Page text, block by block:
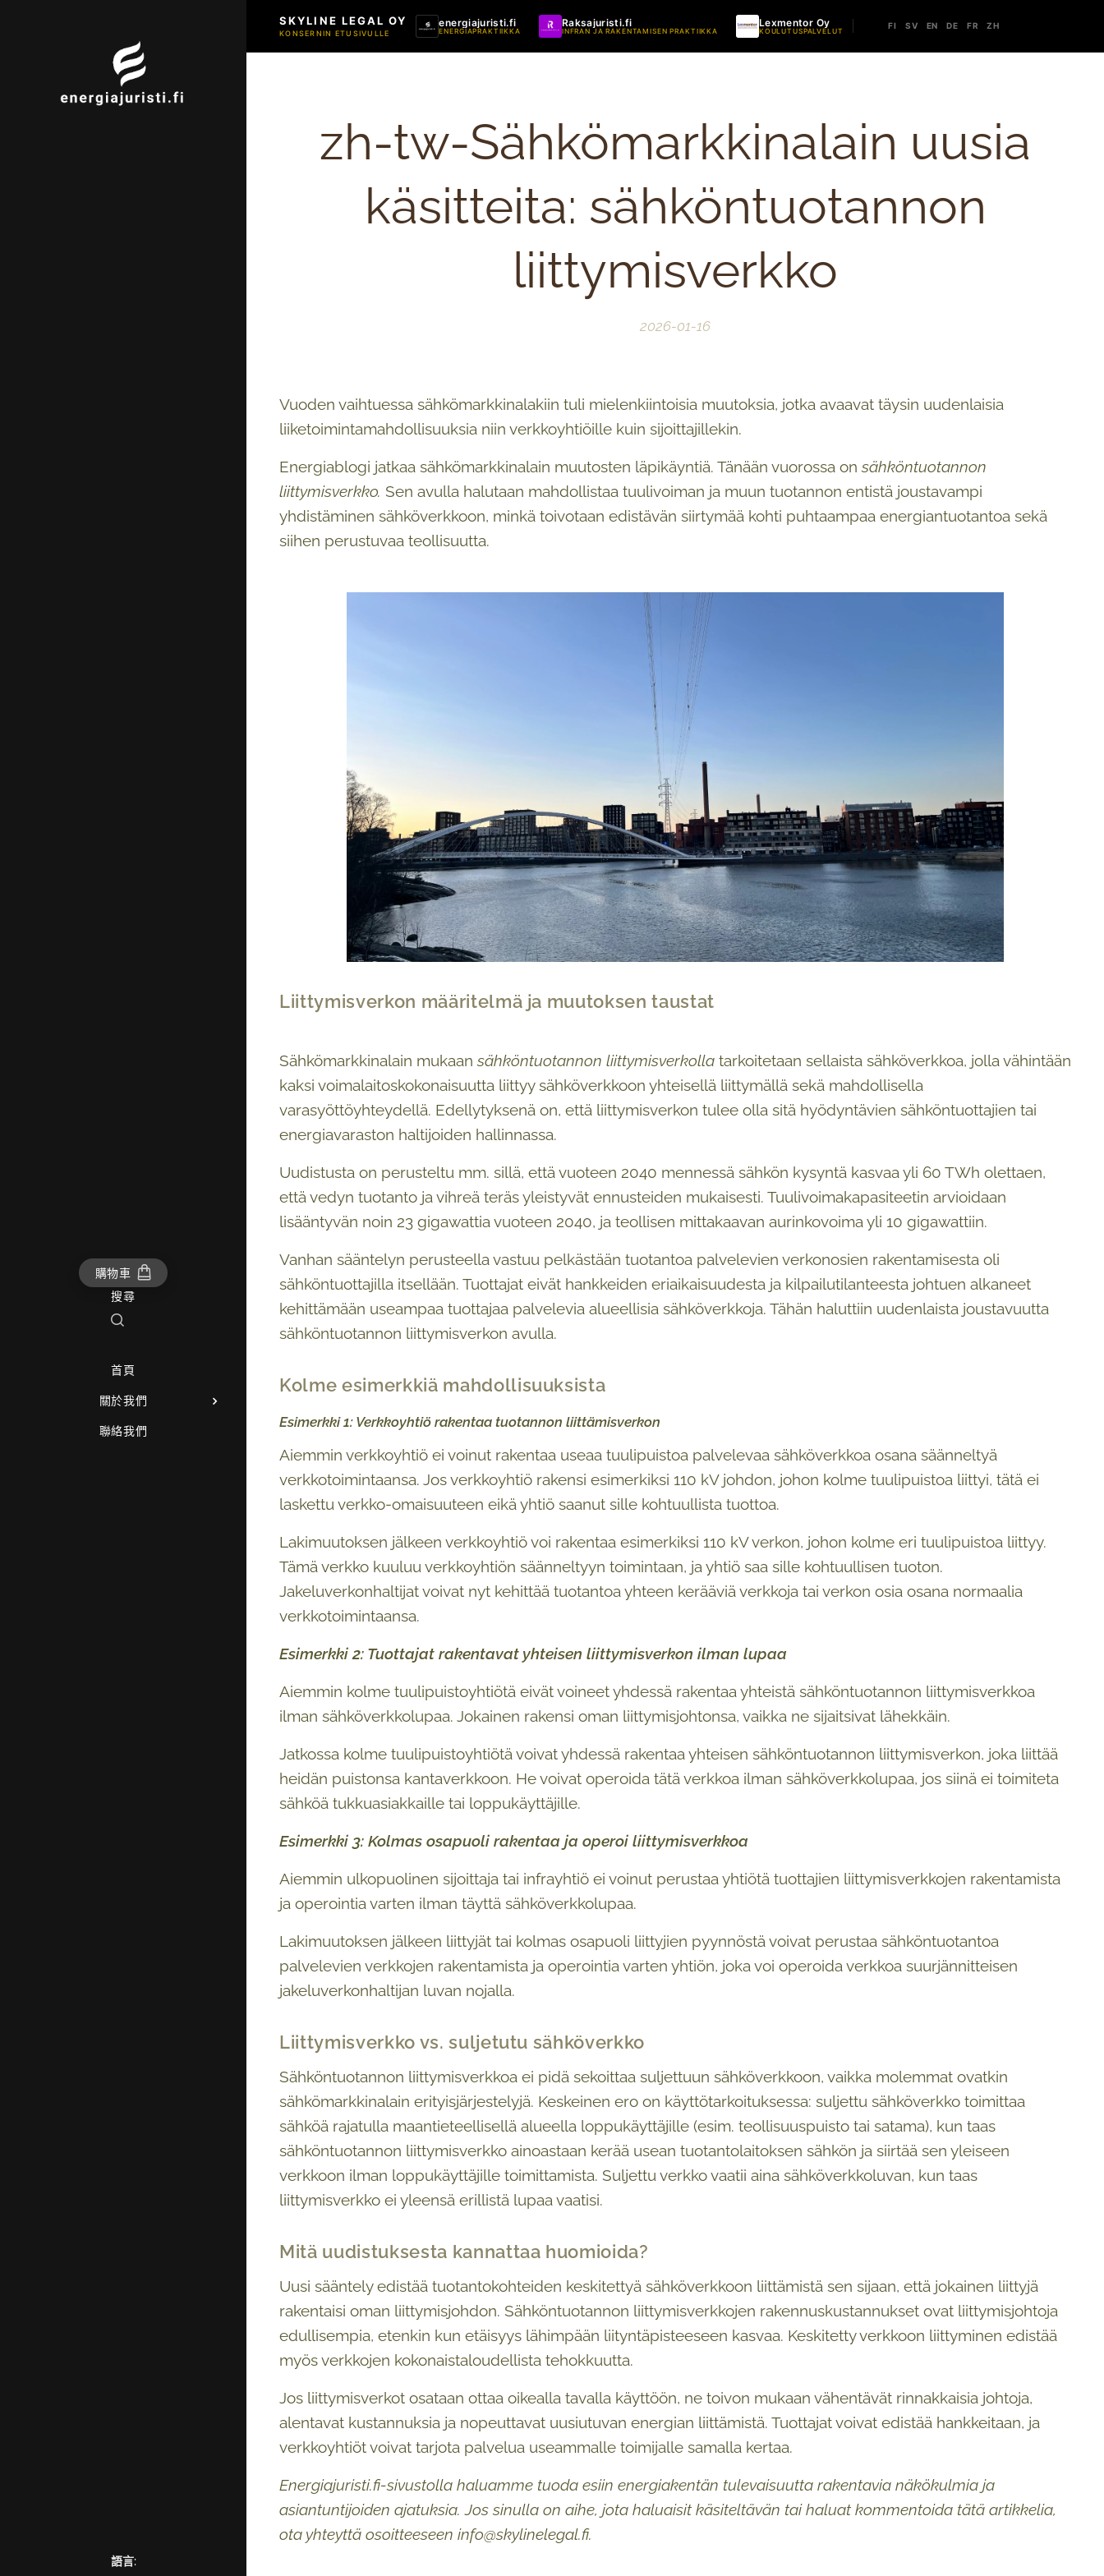
SKYLINE LEGAL OY
KONSERNIN ETUSIVULLE
energiajuristi.fi
ENERGIAPRAKTIIKKA
Raksajuristi.fi
INFRAN JA RAKENTAMISEN PRAKTIIKKA
Lexmentor Oy
KOULUTUSPALVELUT
FI SV EN DE FR ZH
購物車
搜尋
首頁
關於我們
聯絡我們
zh-tw-Sähkömarkkinalain uusia
käsitteita: sähköntuotannon
liittymisverkko
2026-01-16
Vuoden vaihtuessa sähkömarkkinalakiin tuli mielenkiintoisia muutoksia, jotka avaavat täysin uudenlaisia
liiketoimintamahdollisuuksia niin verkkoyhtiöille kuin sijoittajillekin.
Energiablogi jatkaa sähkömarkkinalain muutosten läpikäyntiä. Tänään vuorossa onsähköntuotannon
liittymisverkko. Sen avulla halutaan mahdollistaa tuulivoiman ja muun tuotannon entistä joustavampi
yhdistäminen sähköverkkoon, minkä toivotaan edistävän siirtymää kohti puhtaampaa energiantuotantoa sekä
siihen perustuvaa teollisuutta.
Liittymisverkon määritelmä ja muutoksen taustat
Sähkömarkkinalain mukaansähköntuotannon liittymisverkolla tarkoitetaan sellaista sähköverkkoa, jolla vähintään
kaksi voimalaitoskokonaisuutta liittyy sähköverkkoon yhteisellä liittymällä sekä mahdollisella
varasyöttöyhteydellä. Edellytyksenä on, että liittymisverkon tulee olla sitä hyödyntävien sähköntuottajien tai
energiavaraston haltijoiden hallinnassa.
Uudistusta on perusteltu mm. sillä, että vuoteen 2040 mennessä sähkön kysyntä kasvaa yli 60 TWh olettaen,
että vedyn tuotanto ja vihreä teräs yleistyvät ennusteiden mukaisesti. Tuulivoimakapasiteetin arvioidaan
lisääntyvän noin 23 gigawattia vuoteen 2040, ja teollisen mittakaavan aurinkovoima yli 10 gigawattiin.
Vanhan sääntelyn perusteella vastuu pelkästään tuotantoa palvelevien verkonosien rakentamisesta oli
sähköntuottajilla itsellään. Tuottajat eivät hankkeiden eriaikaisuudesta ja kilpailutilanteesta johtuen alkaneet
kehittämään useampaa tuottajaa palvelevia alueellisia sähköverkkoja. Tähän haluttiin uudenlaista joustavuutta
sähköntuotannon liittymisverkon avulla.
Kolme esimerkkiä mahdollisuuksista
Esimerkki 1: Verkkoyhtiö rakentaa tuotannon liittämisverkon
Aiemmin verkkoyhtiö ei voinut rakentaa useaa tuulipuistoa palvelevaa sähköverkkoa osana säänneltyä
verkkotoimintaansa. Jos verkkoyhtiö rakensi esimerkiksi 110 kV johdon, johon kolme tuulipuistoa liittyi, tätä ei
laskettu verkko-omaisuuteen eikä yhtiö saanut sille kohtuullista tuottoa.
Lakimuutoksen jälkeen verkkoyhtiö voi rakentaa esimerkiksi 110 kV verkon, johon kolme eri tuulipuistoa liittyy.
Tämä verkko kuuluu verkkoyhtiön säänneltyyn toimintaan, ja yhtiö saa sille kohtuullisen tuoton.
Jakeluverkonhaltijat voivat nyt kehittää tuotantoa yhteen kerääviä verkkoja tai verkon osia osana normaalia
verkkotoimintaansa.
Esimerkki 2: Tuottajat rakentavat yhteisen liittymisverkon ilman lupaa
Aiemmin kolme tuulipuistoyhtiötä eivät voineet yhdessä rakentaa yhteistä sähköntuotannon liittymisverkkoa
ilman sähköverkkolupaa. Jokainen rakensi oman liittymisjohtonsa, vaikka ne sijaitsivat lähekkäin.
Jatkossa kolme tuulipuistoyhtiötä voivat yhdessä rakentaa yhteisen sähköntuotannon liittymisverkon, joka liittää
heidän puistonsa kantaverkkoon. He voivat operoida tätä verkkoa ilman sähköverkkolupaa, jos siinä ei toimiteta
sähköä tukkuasiakkaille tai loppukäyttäjille.
Esimerkki 3: Kolmas osapuoli rakentaa ja operoi liittymisverkkoa
Aiemmin ulkopuolinen sijoittaja tai infrayhtiö ei voinut perustaa yhtiötä tuottajien liittymisverkkojen rakentamista
ja operointia varten ilman täyttä sähköverkkolupaa.
Lakimuutoksen jälkeen liittyjät tai kolmas osapuoli liittyjien pyynnöstä voivat perustaa sähköntuotantoa
palvelevien verkkojen rakentamista ja operointia varten yhtiön, joka voi operoida verkkoa suurjännitteisen
jakeluverkonhaltijan luvan nojalla.
Liittymisverkko vs. suljetutu sähköverkko
Sähköntuotannon liittymisverkkoa ei pidä sekoittaa suljettuun sähköverkkoon, vaikka molemmat ovatkin
sähkömarkkinalain erityisjärjestelyjä. Keskeinen ero on käyttötarkoituksessa: suljettu sähköverkko toimittaa
sähköä rajatulla maantieteellisellä alueella loppukäyttäjille (esim. teollisuuspuisto tai satama), kun taas
sähköntuotannon liittymisverkko ainoastaan kerää usean tuotantolaitoksen sähkön ja siirtää sen yleiseen
verkkoon ilman loppukäyttäjille toimittamista. Suljettu verkko vaatii aina sähköverkkoluvan, kun taas
liittymisverkko ei yleensä erillistä lupaa vaatisi.
Mitä uudistuksesta kannattaa huomioida?
Uusi sääntely edistää tuotantokohteiden keskitettyä sähköverkkoon liittämistä sen sijaan, että jokainen liittyjä
rakentaisi oman liittymisjohdon. Sähköntuotannon liittymisverkkojen rakennuskustannukset ovat liittymisjohtoja
edullisempia, etenkin kun etäisyys lähimpään liityntäpisteeseen kasvaa. Keskitetty verkkoon liittyminen edistää
myös verkkojen kokonaistaloudellista tehokkuutta.
Jos liittymisverkot osataan ottaa oikealla tavalla käyttöön, ne toivon mukaan vähentävät rinnakkaisia johtoja,
alentavat kustannuksia ja nopeuttavat uusiutuvan energian liittämistä. Tuottajat voivat edistää hankkeitaan, ja
verkkoyhtiöt voivat tarjota palvelua useammalle toimijalle samalla kertaa.
Energiajuristi.fi-sivustolla haluamme tuoda esiin energiakentän tulevaisuutta rakentavia näkökulmia ja
asiantuntijoiden ajatuksia. Jos sinulla on aihe, jota haluaisit käsiteltävän tai haluat kommentoida tätä artikkelia,
ota yhteyttä osoitteeseen info@skylinelegal.fi.
語言